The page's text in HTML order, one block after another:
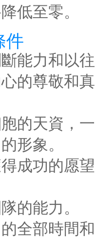
低至零。
件
能力和以
尊敬和真
天資，一
形象。
功的愿望
能力。
部時間和